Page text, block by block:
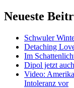
Neueste
Schwuler
Detaching
Im
Dipol jetzt
Video:
Intoleranz vor